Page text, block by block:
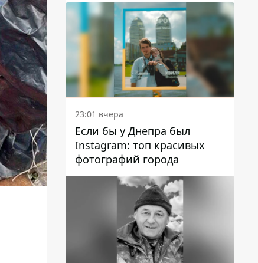
23:01 вчера
Если бы у Днепра был
Instagram: топ красивых
фотографий города